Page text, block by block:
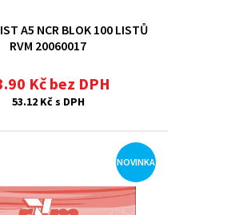
A5 NCR BLOK 100 LISTŮ
RVM 20060017
Kč bez DPH
53.12 Kč s DPH
NOVINKA